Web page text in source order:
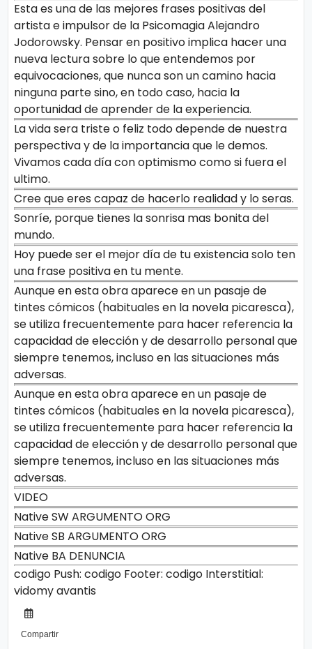
Esta es una de las mejores frases positivas del
artista e impulsor de la Psicomagia Alejandro
Jodorowsky. Pensar en positivo implica hacer una
nueva lectura sobre lo que entendemos por
equivocaciones, que nunca son un camino hacia
ninguna parte sino, en todo caso, hacia la
oportunidad de aprender de la experiencia.
La vida sera triste o feliz todo depende de nuestra
perspectiva y de la importancia que le demos.
Vivamos cada día con optimismo como si fuera el
ultimo.
Cree que eres capaz de hacerlo realidad y lo seras.
Sonríe, porque tienes la sonrisa mas bonita del
mundo.
Hoy puede ser el mejor día de tu existencia solo ten
una frase positiva en tu mente.
Aunque en esta obra aparece en un pasaje de
tintes cómicos (habituales en la novela picaresca),
se utiliza frecuentemente para hacer referencia la
capacidad de elección y de desarrollo personal que
siempre tenemos, incluso en las situaciones más
adversas.
Aunque en esta obra aparece en un pasaje de
tintes cómicos (habituales en la novela picaresca),
se utiliza frecuentemente para hacer referencia la
capacidad de elección y de desarrollo personal que
siempre tenemos, incluso en las situaciones más
adversas.
VIDEO
Native SW ARGUMENTO ORG
Native SB ARGUMENTO ORG
Native BA DENUNCIA
codigo Push:codigo Footer:codigo Interstitial:
vidomyavantis
Compartir